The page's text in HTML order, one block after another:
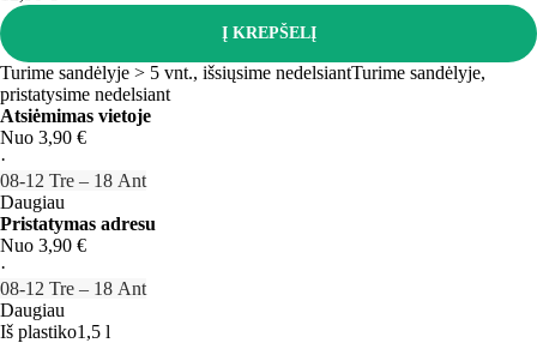
Į KREPŠELĮ
Turime sandėlyje > 5 vnt., išsiųsime nedelsiantTurime sandėlyje,
pristatysime nedelsiant
Atsiėmimas vietoje
Nuo 3,90 €
·
08‑12 Tre – 18 Ant
Daugiau
Pristatymas adresu
Nuo 3,90 €
·
08‑12 Tre – 18 Ant
Daugiau
Iš plastiko1,5 l